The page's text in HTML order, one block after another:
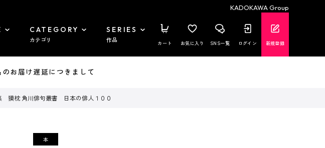
KADOKAWA Group
CATEGORY
カテゴリ
SERIES
作品 カート お気に入り SNS一覧 ログイン 新規登録
お届け遅延につきまして
獏枕 角川俳句叢書 日本の俳人１００